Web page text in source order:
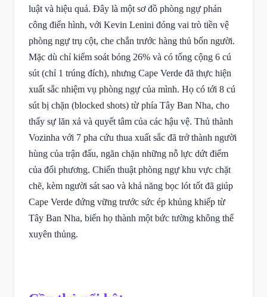
luật và hiệu quả. Đây là một sơ đồ phòng ngự phản
công điển hình, với Kevin Lenini đóng vai trò tiền vệ
phòng ngự trụ cột, che chắn trước hàng thủ bốn người.
Mặc dù chỉ kiểm soát bóng 26% và có tổng cộng 6 cú
sút (chỉ 1 trúng đích), nhưng Cape Verde đã thực hiện
xuất sắc nhiệm vụ phòng ngự của mình. Họ có tới 8 cú
sút bị chặn (blocked shots) từ phía Tây Ban Nha, cho
thấy sự lăn xả và quyết tâm của các hậu vệ. Thủ thành
Vozinha với 7 pha cứu thua xuất sắc đã trở thành người
hùng của trận đấu, ngăn chặn những nỗ lực dứt điểm
của đối phương. Chiến thuật phòng ngự khu vực chặt
chẽ, kèm người sát sao và khả năng bọc lót tốt đã giúp
Cape Verde đứng vững trước sức ép khủng khiếp từ
Tây Ban Nha, biến họ thành một bức tường không thể
xuyên thủng.